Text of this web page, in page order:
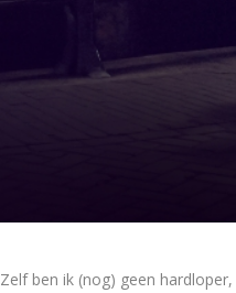
Zelf ben ik (nog) geen